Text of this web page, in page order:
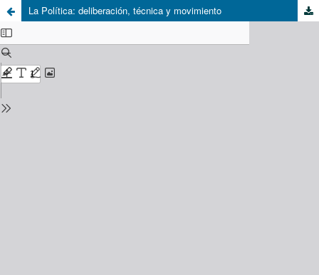
La Política: deliberación, técnica y movimiento